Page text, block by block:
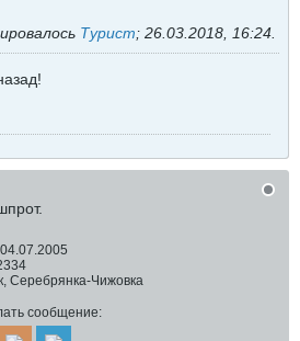
Турист; 26.03.2018, 16:24
04.07.2005
Серебрянка-Чижовка
сообщение: